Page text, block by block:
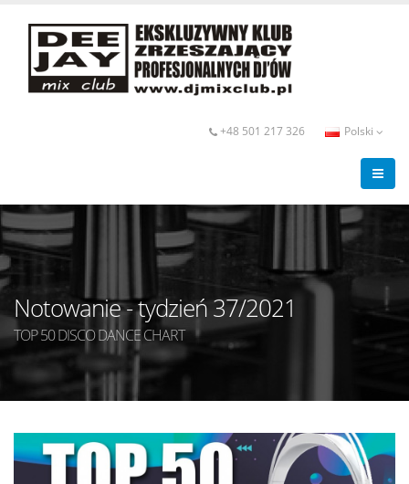
+48 501 217 326 Polski
Notowanie - tydzień 37/2021
TOP 50 DISCO DANCE CHART